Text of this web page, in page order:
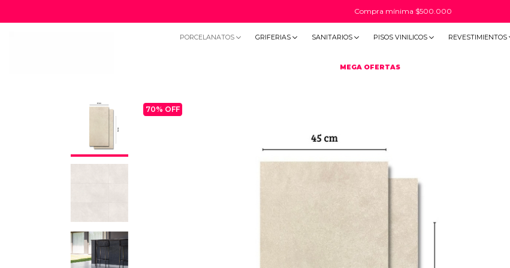
20% OFF por TRANSFERENCIA BANCARIA
PORCELANATOS GRIFERIAS SANITARIOS PISOS VINILICOS REVESTIMIENTOS
MEGA OFERTAS
70% OFF